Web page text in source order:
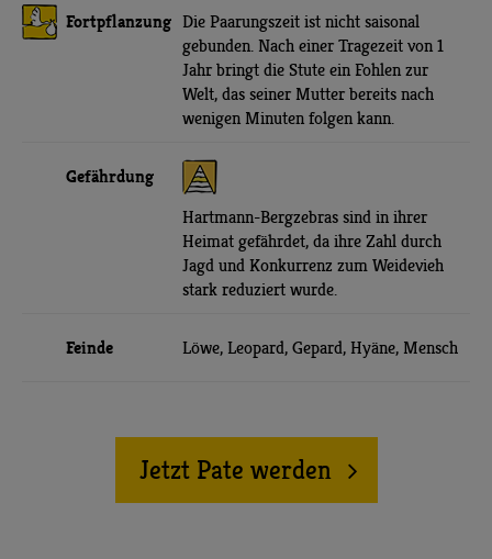
Fortpflanzung Die Paarungszeit ist nicht saisonal
gebunden. Nach einer Tragezeit von 1
Jahr bringt die Stute ein Fohlen zur
Welt, das seiner Mutter bereits nach
wenigen Minuten folgen kann.
Gefährdung
Hartmann-Bergzebras sind in ihrer
Heimat gefährdet, da ihre Zahl durch
Jagd und Konkurrenz zum Weidevieh
stark reduziert wurde.
Feinde Löwe, Leopard, Gepard, Hyäne, Mensch
Jetzt Pate werden